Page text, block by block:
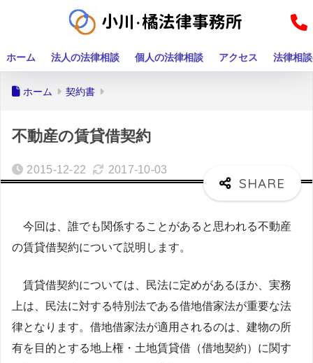
ホーム 法人の法律相談 個人の法律相談 アクセス 法律相
ホーム 契約書
不動産の賃貸借契約
2015-12-22 2017-10-03
今回は、誰でも関係することがあると思われる不動産
の賃貸借契約について説明します。
賃貸借契約については、民法に定めがあるほか、実務
上は、民法に対する特別法である借地借家法が重要な法
律となります。 借地借家法が適用されるのは、建物の所
有を目的とする地上権・土地賃貸借（借地契約）に関す